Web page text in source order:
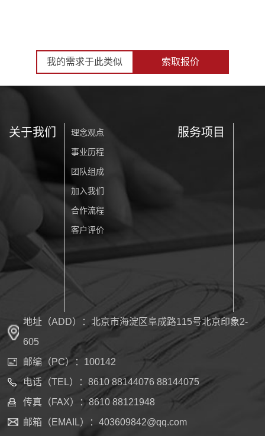
我的需求于此类似 索取报价
关于我们 理念观点
事业历程
团队组成
加入我们
合作流程
客户评价
服务项目
地址（ADD）：北京市海淀区阜成路115号北京印象2-
605
邮编（PC）：100142
电话（TEL）：8610 88144076 88144075
传真（FAX）：8610 88121948
邮箱（EMAIL）：403609842@qq.com